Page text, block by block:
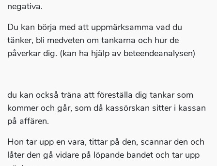
negativa.
Du kan börja med att uppmärksamma vad du
tänker, bli medveten om tankarna och hur de
påverkar dig. (kan ha hjälp av beteendeanalysen)
du kan också träna att föreställa dig tankar som
kommer och går, som då kassörskan sitter i kassan
på affären.
Hon tar upp en vara, tittar på den, scannar den och
låter den gå vidare på löpande bandet och tar upp